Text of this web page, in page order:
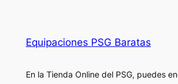
Equipaciones PSG Baratas
En la Tienda Online del PSG, puedes